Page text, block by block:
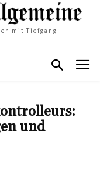
mit Tiefgang
und